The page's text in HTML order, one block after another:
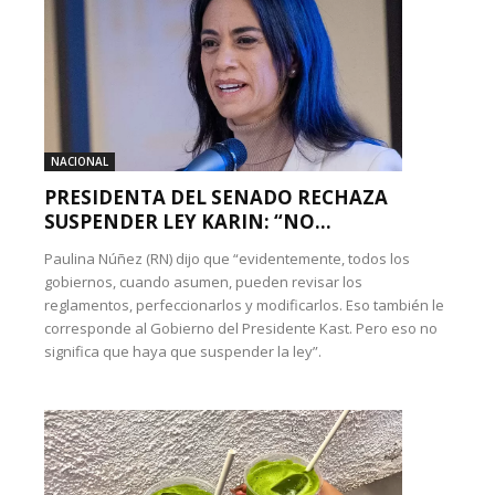
NACIONAL
PRESIDENTA DEL SENADO RECHAZA
SUSPENDER LEY KARIN: “NO...
Paulina Núñez (RN) dijo que “evidentemente, todos los
gobiernos, cuando asumen, pueden revisar los
reglamentos, perfeccionarlos y modificarlos. Eso también le
corresponde al Gobierno del Presidente Kast. Pero eso no
significa que haya que suspender la ley”.